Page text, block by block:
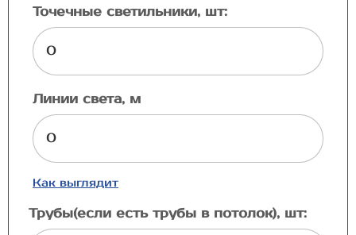
Точечные светильники, шт:
Линии света, м
Как выглядит
Трубы(если есть трубы в потолок), шт: